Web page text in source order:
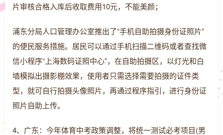
片审核合格入库后收取费用10元，不能美颜；
浦东分局人口管理办公室推出了“手机自助拍摄身份证照片”
的便民服务措施。居民可以通过手机扫描二维码或者查找微
信小程序“上海数码证照中心”，在自助拍摄区，以灯光和白
墙模拟出摄影棚效果，使用者只需选择需要拍摄的证件类
型，就可自行拍摄头像照片，再通过程序指引，进行身份证
照片自助上传。
4、广东：今年体育中考政策调整，将统一测试必考项目(男